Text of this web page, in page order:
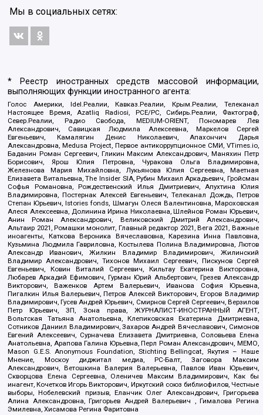
Мы в социальных сетях:
* Реестр иностранных средств массовой информации,
выполняющих функции иностранного агента:
Голос Америки, Idel.Реалии, Кавказ.Реалии, Крым.Реалии, Телеканал
Настоящее Время, Azatliq Radiosi, PCE/PC, Сибирь.Реалии, Фактограф,
Север.Реалии, Радио Свобода, MEDIUM-ORIENT, Пономарев Лев
Александрович, Савицкая Людмила Алексеевна, Маркелов Сергей
Евгеньевич, Камалягин Денис Николаевич, Апахончич Дарья
Александровна, Medusa Project, Первое антикоррупционное СМИ, VTimes.io,
Баданин Роман Сергеевич, Гликин Максим Александрович, Маняхин Петр
Борисович, Ярош Юлия Петровна, Чуракова Ольга Владимировна,
Железнова Мария Михайловна, Лукьянова Юлия Сергеевна, Маетная
Елизавета Витальевна, The Insider SIA, Рубин Михаил Аркадьевич, Гройсман
Софья Романовна, Рождественский Илья Дмитриевич, Апухтина Юлия
Владимировна, Постернак Алексей Евгеньевич, Телеканал Дождь, Петров
Степан Юрьевич, Istories fonds, Шмагун Олеся Валентиновна, Мароховская
Алеся Алексеевна, Долинина Ирина Николаевна, Шлейнов Роман Юрьевич,
Анин Роман Александрович, Великовский Дмитрий Александрович,
Альтаир 2021, Ромашки монолит, Главный редактор 2021, Вега 2021, Важные
иноагенты, Каткова Вероника Вячеславовна, Карезина Инна Павловна,
Кузьмина Людмила Гавриловна, Костылева Полина Владимировна, Лютов
Александр Иванович, Жилкин Владимир Владимирович, Жилинский
Владимир Александрович, Тихонов Михаил Сергеевич, Пискунов Сергей
Евгеньевич, Ковин Виталий Сергеевич, Кильтау Екатерина Викторовна,
Любарев Аркадий Ефимович, Гурман Юрий Альбертович, Грезев Александр
Викторович, Важенков Артем Валерьевич, Иванова София Юрьевна,
Пигалкин Илья Валерьевич, Петров Алексей Викторович, Егоров Владимир
Владимирович, Гусев Андрей Юрьевич, Смирнов Сергей Сергеевич, Верзилов
Петр Юрьевич, ЗП, Зона права, ЖУРНАЛИСТ-ИНОСТРАННЫЙ АГЕНТ,
Вольтская Татьяна Анатольевна, Клепиковская Екатерина Дмитриевна,
Сотников Даниил Владимирович, Захаров Андрей Вячеславович, Симонов
Евгений Алексеевич, Сурначева Елизавета Дмитриевна, Соловьева Елена
Анатольевна, Арапова Галина Юрьевна, Перл Роман Александрович, МЕМО,
Mason G.E.S. Anonymous Foundation, Stichting Bellingcat, Якутия – Наше
Мнение, Москоу диджитал медиа, РС-Балт, Заговора Максим
Александрович, Ветошкина Валерия Валерьевна, Павлов Иван Юрьевич,
Скворцова Елена Сергеевна, Оленичев Максим Владимирович, Как бы
инагент, Кочетков Игорь Викторович, Иркутский союз библиофилов, Честные
выборы, Нобелевский призыв, Еланчик Олег Александрович, Григорьева
Алина Александровна, Григорьев Андрей Валерьевич , Гималова Регина
Эмилевна, Хисамова Регина Фаритовна